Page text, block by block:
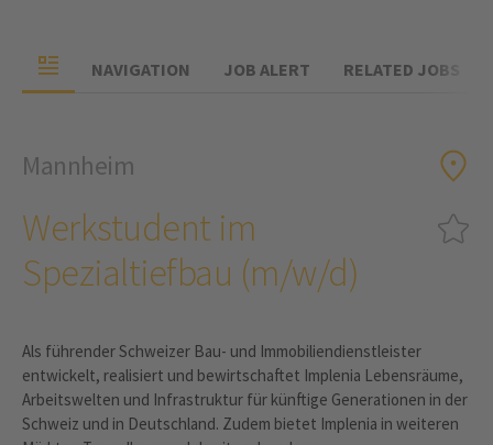
NAVIGATION JOB ALERT RELATED JOBS
Mannheim
Werkstudent im
Spezialtiefbau (m/w/d)
Als führender Schweizer Bau- und Immobiliendienstleister
entwickelt, realisiert und bewirtschaftet Implenia Lebensräume,
Arbeitswelten und Infrastruktur für künftige Generationen in der
Schweiz und in Deutschland. Zudem bietet Implenia in weiteren